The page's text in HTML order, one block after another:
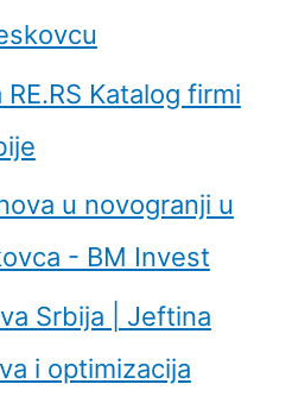
Katalog firmi
u novogranji u
- BM Invest
Srbija | Jeftina
i optimizacija